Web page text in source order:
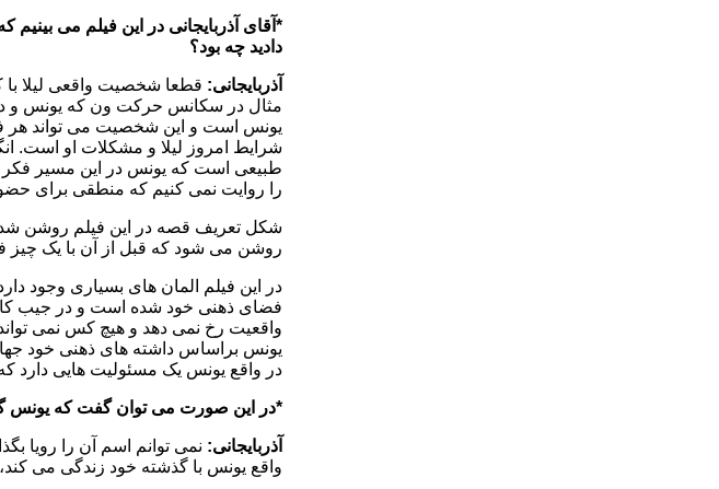
*آقای آذربایجانی در این فیلم می
دادید چه بود؟
آذربایجانی: قطعا شخصیت واقعی لیلا
مثال در سکانس حرکت ون که یونس و
یونس است و این شخصیت می تواند هر
شرایط امروز لیلا و مشکلات او است.
طبیعی است که یونس در این مسیر فکر
را روایت نمی کنیم که منطقی برای
شکل تعریف قصه در این فیلم روشن شدن
روشن می شود که قبل از آن با یک چیز
در این فیلم المان های بسیاری وجود
فضای ذهنی خود شده است و در جیب
واقعیت رخ نمی دهد و هیچ کس نمی
یونس براساس داشته های ذهنی خود
در واقع یونس یک مسئولیت هایی دارد که
*در این صورت می توان گفت که یونس
آذربایجانی: نمی توانم اسم آن را رویا
واقع یونس با گذشته خود زندگی می